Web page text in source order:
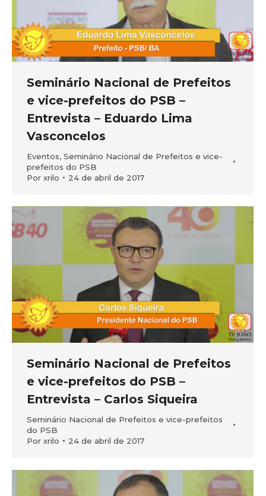
Seminário Nacional de Prefeitos
e vice-prefeitos do PSB –
Entrevista – Eduardo Lima
Vasconcelos
Eventos, Seminário Nacional de Prefeitos e vice-
prefeitos do PSB
Por xrilo 24 de abril de 2017
Seminário Nacional de Prefeitos
e vice-prefeitos do PSB –
Entrevista – Carlos Siqueira
Seminário Nacional de Prefeitos e vice-prefeitos
do PSB
Por xrilo 24 de abril de 2017